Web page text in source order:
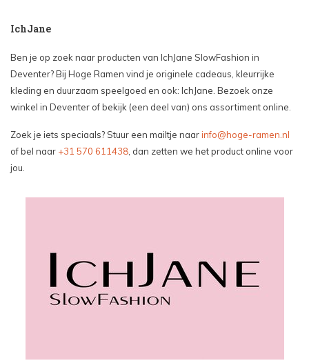
IchJane
Ben je op zoek naar producten van IchJane SlowFashion in
Deventer? Bij Hoge Ramen vind je originele cadeaus, kleurrijke
kleding en duurzaam speelgoed en ook: IchJane. Bezoek onze
winkel in Deventer of bekijk (een deel van) ons assortiment online.
Zoek je iets speciaals? Stuur een mailtje naarinfo@hoge-ramen.nl
of bel naar +31 570 611438 , dan zetten we het product online voor
jou.